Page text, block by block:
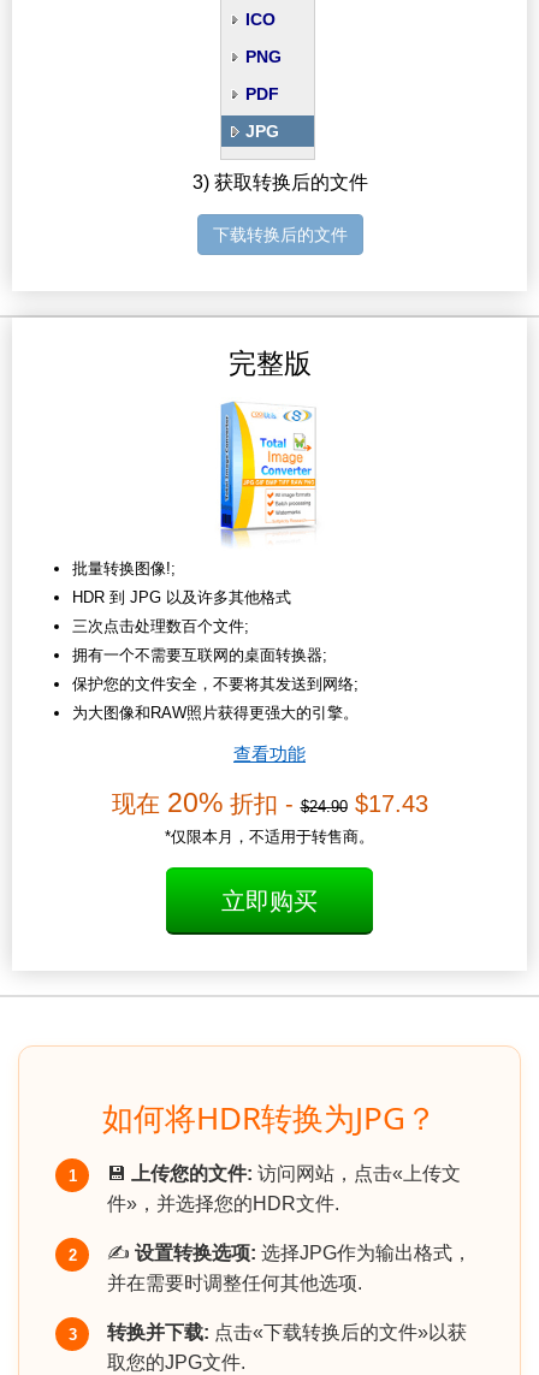
ICO
PNG
PDF
JPG
3) 获取转换后的文件
下载转换后的文件
完整版
批量转换图像!;
HDR 到 JPG 以及许多其他格式
三次点击处理数百个文件;
拥有一个不需要互联网的桌面转换器;
保护您的文件安全，不要将其发送到网络;
为大图像和RAW照片获得更强大的引擎。
查看功能
现在 20%折扣 -$24.90$17.43
*仅限本月，不适用于转售商。
立即购买
如何将HDR转换为JPG？
1 💾 上传您的文件: 访问网站，点击«上传文
件»，并选择您的HDR文件.
2 ✍️ 设置转换选项: 选择JPG作为输出格式，
并在需要时调整任何其他选项.
3 转换并下载: 点击«下载转换后的文件»以获
取您的JPG文件.